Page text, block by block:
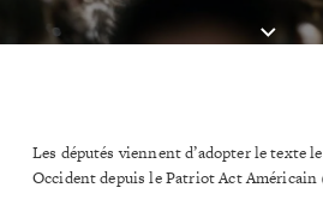
Les députés viennent d’adopter le texte
Occident depuis le Patriot Act Américain